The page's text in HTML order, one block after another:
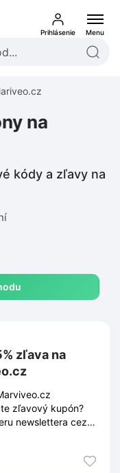
Prihlásenie Menu
na
kódy a zľavy na
zľava na
zľavový kupón?
newslettera cez
a obratom
akciách a